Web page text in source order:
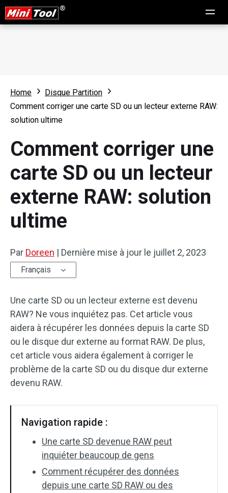
Home
Disque Partition
Comment corriger une carte SD ou un lecteur externe RAW:
solution ultime
Comment corriger une
carte SD ou un lecteur
externe RAW: solution
ultime
Par Doreen | Dernière mise à jour le juillet 2, 2023
Français
Une carte SD ou un lecteur externe est devenu
RAW? Ne vous inquiétez pas. Cet article vous
aidera à récupérer les données depuis la carte SD
ou le disque dur externe au format RAW. De plus,
cet article vous aidera également à corriger le
problème de la carte SD ou du disque dur externe
devenu RAW.
Navigation rapide :
Une carte SD devenue RAW peut
inquiéter beaucoup de gens
Comment récupérer des données
depuis une carte SD RAW ou des